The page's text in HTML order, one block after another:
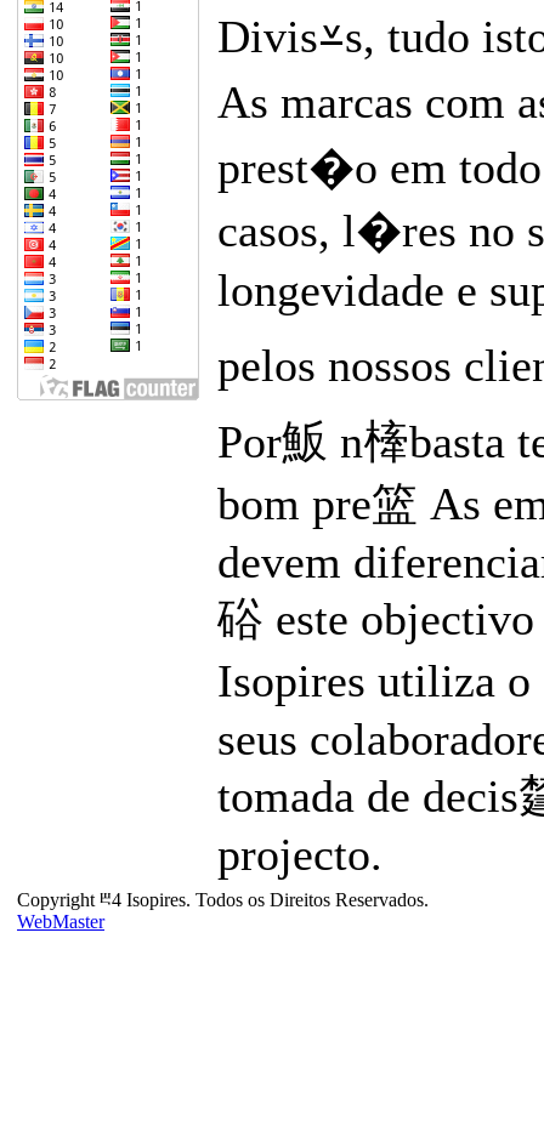
Divis⩡s, tudo
As marcas com
prest�o em
casos, l�res no
longevidade e
pelos nossos
Por魬 n㯠basta
bom pre篮 As
devem
硲 este objectivo
Isopires utiliza o
seus
tomada de
projecto.
Copyright ⰱ4 Isopires. Todos os Direitos Reservados.
WebMaster